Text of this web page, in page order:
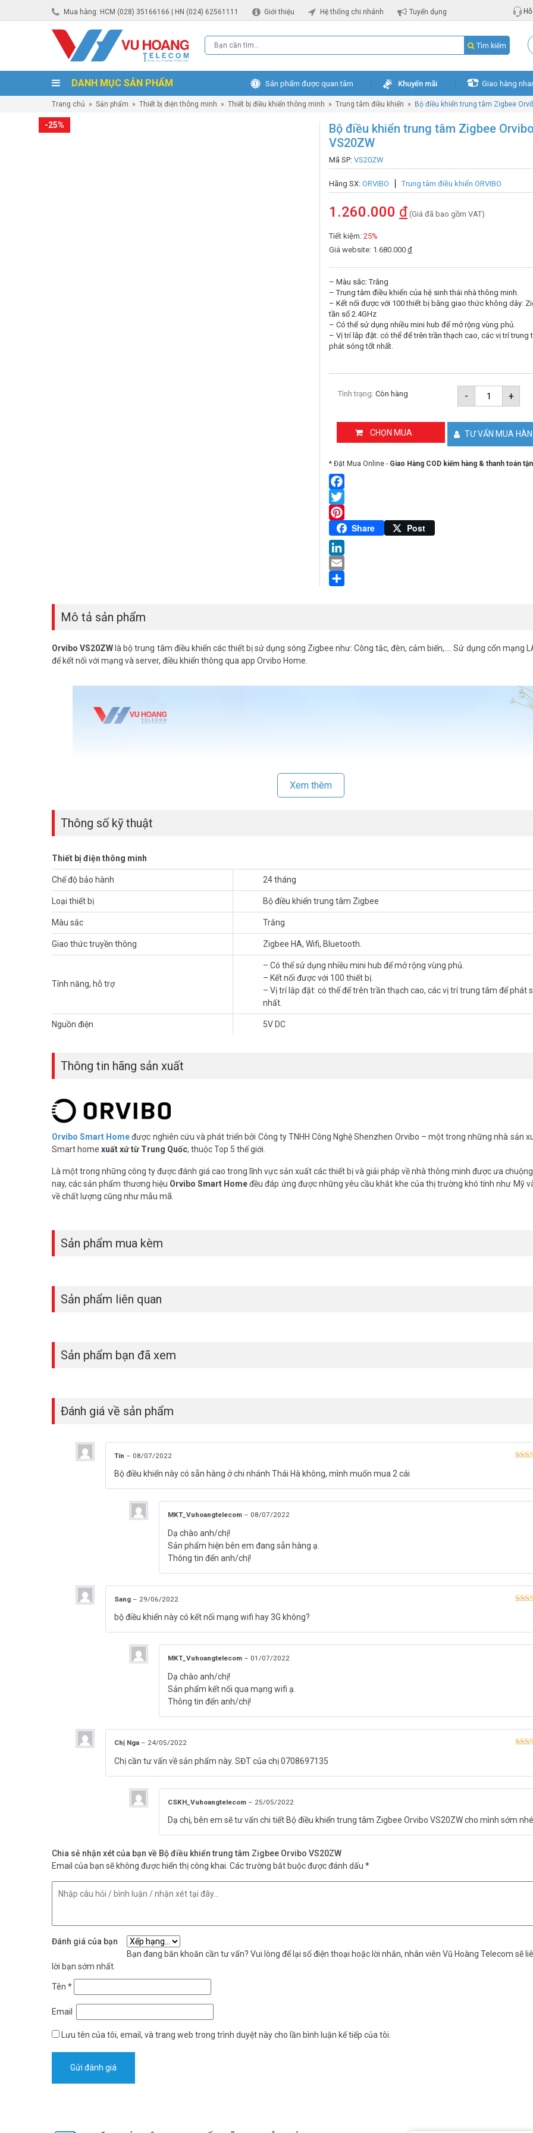
Mua hàng: HCM (028) 35166166 | HN (024) 62561111 Giới thiệu Hệ thống chi nhánh Tuyển dụng Hỗ
Tìm kiếm
DANH MỤC SẢN PHẨM Sản phẩm được quan tâm Khuyến mãi Giao hàng
Trang chủ » Sản phẩm » Thiết bị điện thông minh » Thiết bị điều khiển thông minh » Trung tâm điều khiển » Bộ điều khiển trung tâm Zigbee
-25%
Bộ điều khiển trung tâm Zigbee Orvibo
VS20ZW
Mã SP: VS20ZW
Hãng SX: ORVIBO Trung tâm điều khiển ORVIBO
1.260.000 đ (Giá đã bao gồm VAT)
Tiết kiệm: 25%
Giá website: 1.680.000 đ
– Màu sắc: Trắng
– Trung tâm điều khiển của hệ sinh thái nhà thông minh.
– Kết nối được với 100 thiết bị bằng giao thức không dây:
tần số 2.4GHz
– Có thể sử dụng nhiều mini hub để mở rộng vùng phủ.
– Vị trí lắp đặt: có thể để trên trần thạch cao, các vị trí trung
phát sóng tốt nhất.
-
Bộ
điều
khiển
tâm
Zigbee
Orvibo
số
+
Tình trạng: Còn hàng
CHỌN MUA TƯ VẤN MUA
* Đặt Mua Online - Giao Hàng COD kiểm hàng & thanh toán
Facebook
Twitter
Pinterest
Share Post
LinkedIn
Email
Mô tả sản phẩm
Orvibo VS20ZWlà bộ trung tâm điều khiển các thiết bị sử dụng sóng Zigbee như: Công tắc, đèn, cảm biến,…. Sử dụng cổn mạng
để kết nối với mạng và server, điều khiển thông qua app Orvibo Home.
Thông số kỹ thuật bộ điều khiển trung tâm Zigbee Orvibo VS20ZW
– Màu sắc: Trắng
– Có thể sử dụng nhiều mini hub để mở rộng vùng phủ.
– Vị trí lắp đặt: có thể để trên trần thạch cao, các vị trí trung tâm để phát sóng tốt nhất.
– Nguồn cấp: 5V DC, 1A, Micro USB
– Môi trường làm việc: -15℃-60℃ độ C, độ ẩm < 80% RH
– Kích thước: 88*90*27mm
– Bảo hành: 24 tháng.
Tham khảo thêm hình ảnh tạiFacebook Vuhoangtelecomnhé.
Xem thêm
Thông số kỹ thuật
Thiết bị điện thông minh
Chế độ bảo hành 24 tháng
Loại thiết bị Bộ điều khiển trung tâm Zigbee
Màu sắc Trắng
Giao thức truyền thông Zigbee HA, Wifi, Bluetooth.
Tính năng, hỗ trợ
– Có thể sử dụng nhiều mini hub để mở rộng vùng phủ.
– Kết nối được với 100 thiết bị.
– Vị trí lắp đặt: có thể để trên trần thạch cao, các vị trí trung tâm để phát
nhất.
Nguồn điện 5V DC
Thông tin hãng sản xuất
Orvibo Smart Homeđược nghiên cứu và phát triển bởi Công ty TNHH Công Nghệ Shenzhen Orvibo – một trong những nhà sản
Smart home xuất xứ từ Trung Quốc, thuộc Top 5 thế giới.
Là một trong những công ty được đánh giá cao trong lĩnh vực sản xuất các thiết bị và giải pháp về nhà thông minh được ưa
nay, các sản phẩm thương hiệu Orvibo Smart Homeđều đáp ứng được những yêu cầu khắt khe của thị trường khó tính như Mỹ
về chất lượng cũng như mẫu mã.
Sản phẩm mua kèm
Sản phẩm liên quan
Sản phẩm bạn đã xem
Đánh giá về sản phẩm
Tín – 08/07/2022
Bộ điều khiển này có sẵn hàng ở chi nhánh Thái Hà không, mình muốn mua 2 cái
MKT_Vuhoangtelecom – 08/07/2022
Dạ chào anh/chị!
Sản phẩm hiện bên em đang sẵn hàng ạ.
Thông tin đến anh/chị!
Sang – 29/06/2022
bộ điều khiển này có kết nối mạng wifi hay 3G không?
MKT_Vuhoangtelecom – 01/07/2022
Dạ chào anh/chị!
Sản phẩm kết nối qua mạng wifi ạ.
Thông tin đến anh/chị!
Chị Nga – 24/05/2022
Chị cần tư vấn về sản phẩm này. SĐT của chị 0708697135
CSKH_Vuhoangtelecom – 25/05/2022
Dạ chị, bên em sẽ tư vấn chi tiết Bộ điều khiển trung tâm Zigbee Orvibo VS20ZW cho mình sớm nhé
Chia sẻ nhận xét của bạn về Bộ điều khiển trung tâm Zigbee Orvibo VS20ZW
Email của bạn sẽ không được hiển thị công khai. Các trường bắt buộc được đánh dấu *
Đánh giá của bạn
Bạn đang băn khoăn cần tư vấn? Vui lòng để lại số điện thoại hoặc lời nhắn, nhân viên Vũ Hoàng Telecom sẽ
lời bạn sớm nhất.
Tên *
Email
Lưu tên của tôi, email, và trang web trong trình duyệt này cho lần bình luận kế tiếp của tôi.